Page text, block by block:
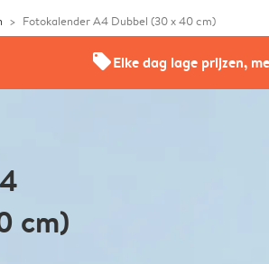
Fotokalender A4 Dubbel (30 x 40 cm)
offersElke dag lage prijzen,
cm)